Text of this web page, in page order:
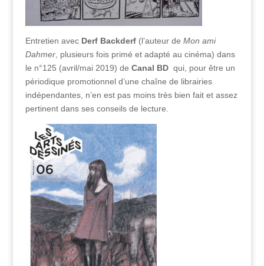
Entretien avec Derf Backderf(l’auteur de Mon ami
Dahmer, plusieurs fois primé et adapté au cinéma) dans
le n°125 (avril/mai 2019) de Canal BDqui, pour être un
périodique promotionnel d’une chaîne de librairies
indépendantes, n’en est pas moins très bien fait et assez
pertinent dans ses conseils de lecture.